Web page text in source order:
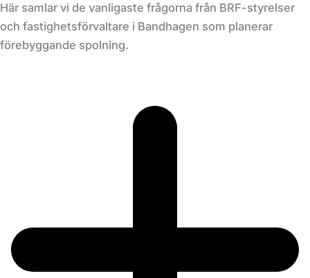
Här samlar vi de vanligaste frågorna från BRF-styrelser
och fastighetsförvaltare i Bandhagen som planerar
förebyggande spolning.